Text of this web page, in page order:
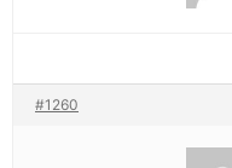
#1260